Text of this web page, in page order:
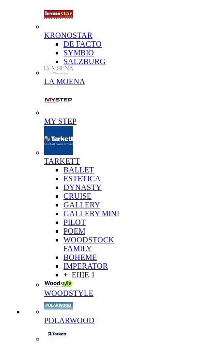
KRONOSTAR
DE FACTO
SYMBIO
SALZBURG
LA MOENA
MY STEP
TARKETT
BALLET
ESTETICA
DYNASTY
CRUISE
GALLERY
GALLERY MINI
PILOT
POEM
WOODSTOCK
FAMILY
BOHEME
IMPERATOR
+ ЕЩЕ 1
WOODSTYLE
POLARWOOD